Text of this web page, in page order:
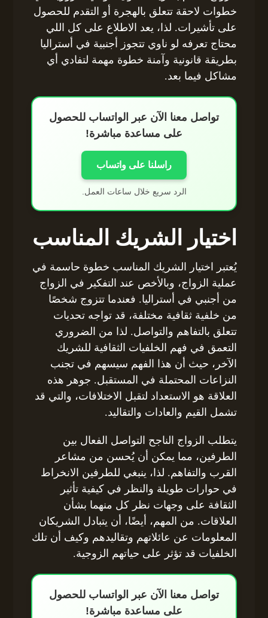
خطوات لاحقة تتعلق بالهجرة أو التقدم للحصول
على تأشيرات. لذا، يعد الاطلاع على كل اللي
محتاج تعرفه لو ناوي تتجوز أجنبية في أستراليا
بطريقة قانونية وآمنة خطوة مهمة لتفادي أي
مشاكل فيما بعد.
تواصل معنا الآن عبر الواتساب للحصول
على مساعدة مباشرة!
راسلنا على واتساب
الرد سريع خلال ساعات العمل.
اختيار الشريك المناسب
يُعتبر اختيار الشريك المناسب خطوة حاسمة في
عملية الزواج، وبالأخص عند التفكير في الزواج
من أجنبي في أستراليا. فعندما تتزوج شخصًا
من خلفية ثقافية مختلفة، قد تواجه تحديات
تتعلق بالتفاهم والتواصل. لذا من الضروري
التعمق في فهم الخلفيات الثقافية للشريك
الآخر، حيث أن هذا الفهم سيسهم في تجنب
النزاعات المحتملة في المستقبل. جوهر هذه
العلاقة هو الاستعداد لتقبل الاختلافات، والتي قد
تشمل القيم والعادات والتقاليد.
يتطلب الزواج الناجح التواصل الفعال بين
الطرفين، مما يمكن أن يُحسن من مشاعر
القرب والتفاهم. لذا، ينبغي للطرفين الانخراط
في حوارات طويلة والنظر في كيفية تأثير
الثقافة على وجهات نظر كل منهما بشأن
العلاقات. من المهم، أيضًا، أن يتبادل الشريكان
المعلومات عن عائلاتهم وتقاليدهم وكيف أن تلك
الخلفيات قد تؤثر على حياتهم الزوجية.
تواصل معنا الآن عبر الواتساب للحصول
على مساعدة مباشرة!